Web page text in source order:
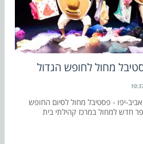
מחול לחופש הגדול
יפו - פסטיבל מחול לסיום החופש
חדש למחול במרכז קהילתי בית